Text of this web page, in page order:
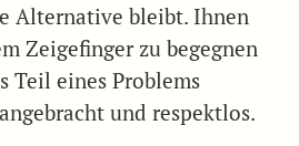
Alternative bleibt. Ihnen
Zeigefinger zu begegnen
Teil eines Problems
und respektlos.